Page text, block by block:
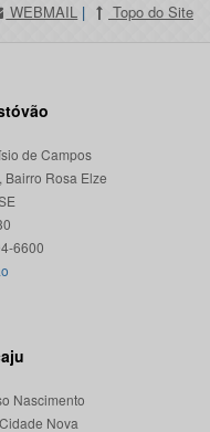
WEBMAIL | Topo do Site
de Campos
Bairro Rosa Elze
Nascimento
Nova